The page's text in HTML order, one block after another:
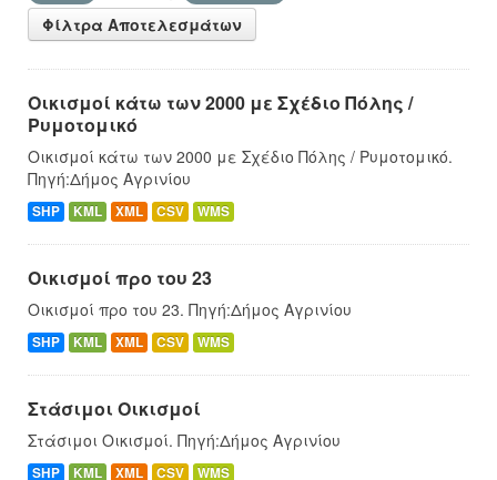
Φίλτρα Αποτελεσμάτων
Οικισμοί κάτω των 2000 με Σχέδιο Πόλης /
Ρυμοτομικό
Οικισμοί κάτω των 2000 με Σχέδιο Πόλης / Ρυμοτομικό.
Πηγή:Δήμος Αγρινίου
SHP KML XML CSV WMS
Οικισμοί προ του 23
Οικισμοί προ του 23. Πηγή:Δήμος Αγρινίου
SHP KML XML CSV WMS
Στάσιμοι Οικισμοί
Στάσιμοι Οικισμοί. Πηγή:Δήμος Αγρινίου
SHP KML XML CSV WMS